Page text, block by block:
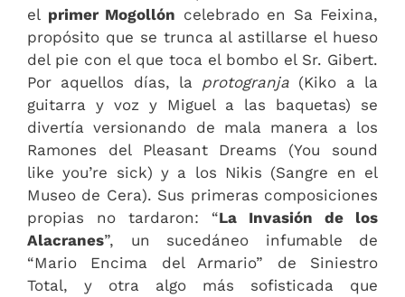
el primer Mogollón celebrado en Sa Feixina,
propósito que se trunca al astillarse el hueso
del pie con el que toca el bombo el Sr. Gibert.
Por aquellos días, la protogranja (Kiko a la
guitarra y voz y Miguel a las baquetas) se
divertía versionando de mala manera a los
Ramones del Pleasant Dreams (You sound
like you’re sick) y a los Nikis (Sangre en el
Museo de Cera). Sus primeras composiciones
propias no tardaron: “La Invasión de los
Alacranes”, un sucedáneo infumable de
“Mario Encima del Armario” de Siniestro
Total, y otra algo más sofisticada que